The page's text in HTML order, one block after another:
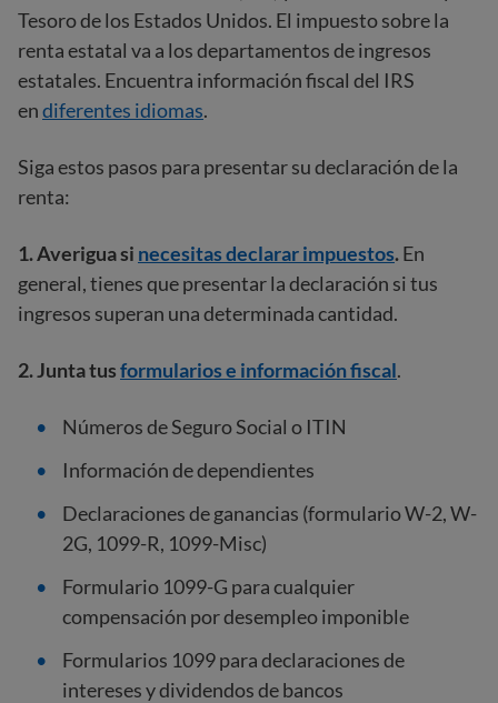
Tesoro de los Estados Unidos. El impuesto sobre la
renta estatal va a los departamentos de ingresos
estatales. Encuentra información fiscal del IRS
endiferentes idiomas.
Siga estos pasos para presentar su declaración de la
renta:
1. Averigua si necesitas declarar impuestos.En
general, tienes que presentar la declaración si tus
ingresos superan una determinada cantidad.
2. Junta tusformularios e información fiscal.
Números de Seguro Social o ITIN
Información de dependientes
Declaraciones de ganancias (formulario W-2, W-
2G, 1099-R, 1099-Misc)
Formulario 1099-G para cualquier
compensación por desempleo imponible
Formularios 1099 para declaraciones de
intereses y dividendos de bancos